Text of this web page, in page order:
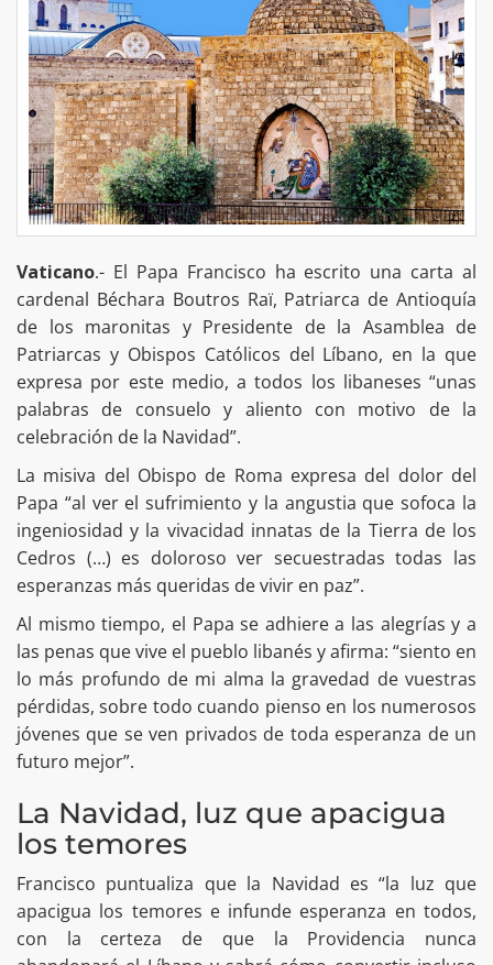
Vaticano.- El Papa Francisco ha escrito una carta al
cardenal Béchara Boutros Raï, Patriarca de Antioquía
de los maronitas y Presidente de la Asamblea de
Patriarcas y Obispos Católicos del Líbano, en la que
expresa por este medio, a todos los libaneses “unas
palabras de consuelo y aliento con motivo de la
celebración de la Navidad”.
La misiva del Obispo de Roma expresa del dolor del
Papa “al ver el sufrimiento y la angustia que sofoca la
ingeniosidad y la vivacidad innatas de la Tierra de los
Cedros (…) es doloroso ver secuestradas todas las
esperanzas más queridas de vivir en paz”.
Al mismo tiempo, el Papa se adhiere a las alegrías y a
las penas que vive el pueblo libanés y afirma: “siento en
lo más profundo de mi alma la gravedad de vuestras
pérdidas, sobre todo cuando pienso en los numerosos
jóvenes que se ven privados de toda esperanza de un
futuro mejor”.
La Navidad, luz que apacigua
los temores
Francisco puntualiza que la Navidad es “la luz que
apacigua los temores e infunde esperanza en todos,
con la certeza de que la Providencia nunca